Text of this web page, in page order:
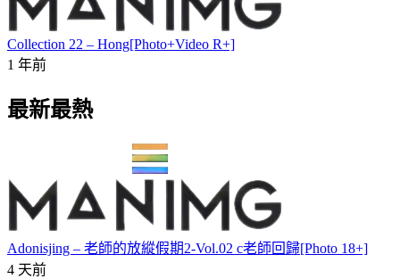
Collection 22 – Hong[Photo+Video R+]
1 年前
最新最熱
Adonisjing – 老師的放縱假期2-Vol.02 c老師回歸[Photo 18+]
4 天前